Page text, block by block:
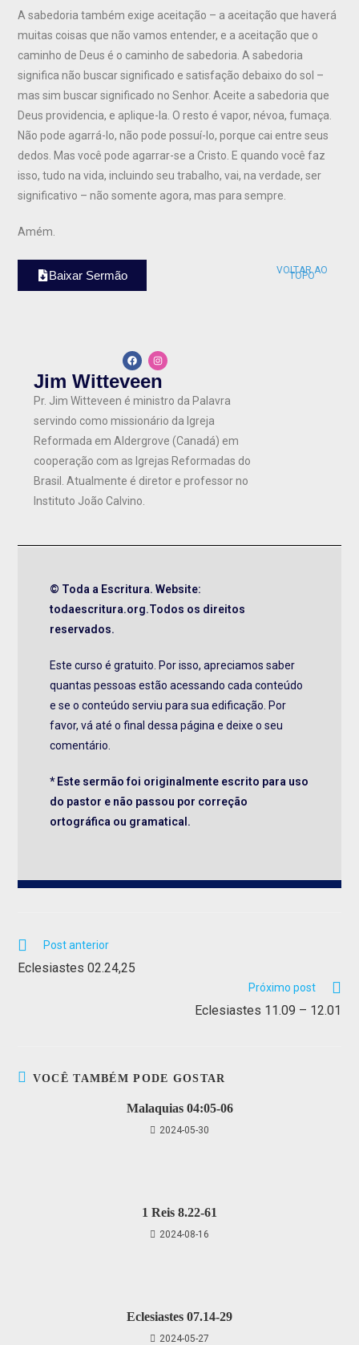
A sabedoria também exige aceitação – a aceitação que haverá
muitas coisas que não vamos entender, e a aceitação que o
caminho de Deus é o caminho de sabedoria. A sabedoria
significa não buscar significado e satisfação debaixo do sol –
mas sim buscar significado no Senhor. Aceite a sabedoria que
Deus providencia, e aplique-la. O resto é vapor, névoa, fumaça.
Não pode agarrá-lo, não pode possuí-lo, porque cai entre seus
dedos. Mas você pode agarrar-se a Cristo. E quando você faz
isso, tudo na vida, incluindo seu trabalho, vai, na verdade, ser
significativo – não somente agora, mas para sempre.
Amém.
Baixar Sermão VOLTAR AO
TOPO
Jim Witteveen
Pr. Jim Witteveen é ministro da Palavra
servindo como missionário da Igreja
Reformada em Aldergrove (Canadá) em
cooperação com as Igrejas Reformadas do
Brasil. Atualmente é diretor e professor no
Instituto João Calvino.
© Toda a Escritura. Website:
todaescritura.org.Todos os direitos
reservados.
Este curso é gratuito. Por isso, apreciamos saber
quantas pessoas estão acessando cada conteúdo
e se o conteúdo serviu para sua edificação. Por
favor, vá até o final dessa página e deixe o seu
comentário.
* Este sermão foi originalmente escrito para uso
do pastor e não passou por correção
ortográfica ou gramatical.
Post anterior
Eclesiastes 02.24,25
Próximo post
Eclesiastes 11.09 – 12.01
VOCÊ TAMBÉM PODE GOSTAR
Malaquias 04:05-06
2024-05-30
1 Reis 8.22-61
2024-08-16
Eclesiastes 07.14-29
2024-05-27